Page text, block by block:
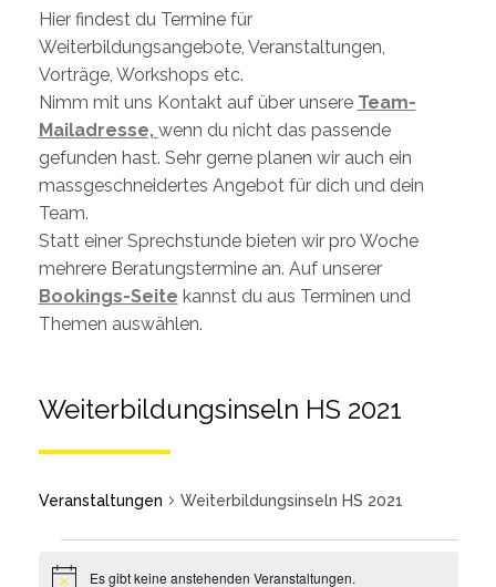
Hier findest du Termine für
Weiterbildungsangebote, Veranstaltungen,
Vorträge, Workshops etc.
Nimm mit uns Kontakt auf über unsere Team-
Mailadresse, wenn du nicht das passende
gefunden hast. Sehr gerne planen wir auch ein
massgeschneidertes Angebot für dich und dein
Team.
Statt einer Sprechstunde bieten wir pro Woche
mehrere Beratungstermine an. Auf unserer
Bookings-Seite kannst du aus Terminen und
Themen auswählen.
Weiterbildungsinseln HS 2021
Veranstaltungen Weiterbildungsinseln HS 2021
Es gibt keine anstehenden Veranstaltungen.